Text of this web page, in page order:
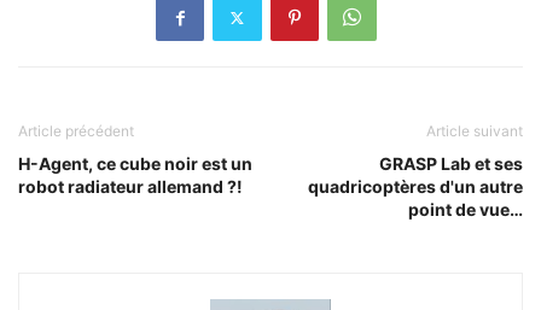
Article précédent
H-Agent, ce cube noir est un
robot radiateur allemand ?!
Article suivant
GRASP Lab et ses
quadricoptères d'un autre
point de vue…